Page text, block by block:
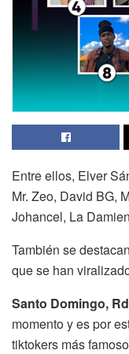
Entre ellos, Elver
Mr. Zeo, David BG,
Johancel, La
También se
que se han
Santo Domingo,
momento y es por
tiktokers más